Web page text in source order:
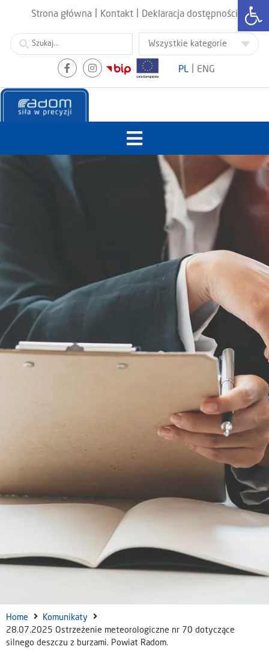
Strona główna Kontakt Deklaracja dostępności
PL ENG
Home
Komunikaty
28.07.2025 Ostrzeżenie meteorologiczne nr 70 dotyczące
silnego deszczu z burzami. Powiat Radom.